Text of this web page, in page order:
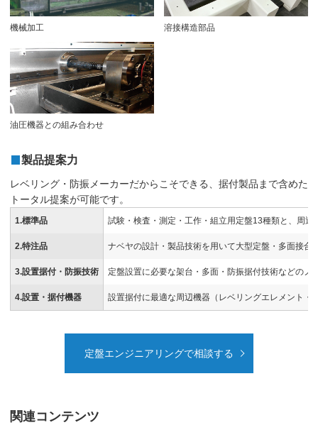
機械加工 溶接構造部品
油圧機器との組み合わせ
製品提案力
レベリング・防振メーカーだからこそできる、据付製品まで含めた
トータル提案が可能です。
1.標準品 試験・検査・測定・工作・組立用定盤13種類と、周
2.特注品 ナベヤの設計・製品技術を用いて大型定盤・多面接合
3.設置据付・防振技術 定盤設置に必要な架台・多面・防振据付技術などのノ
4.設置・据付機器 設置据付に最適な周辺機器（レベリングエレメント・
定盤エンジニアリングで相談する
関連コンテンツ